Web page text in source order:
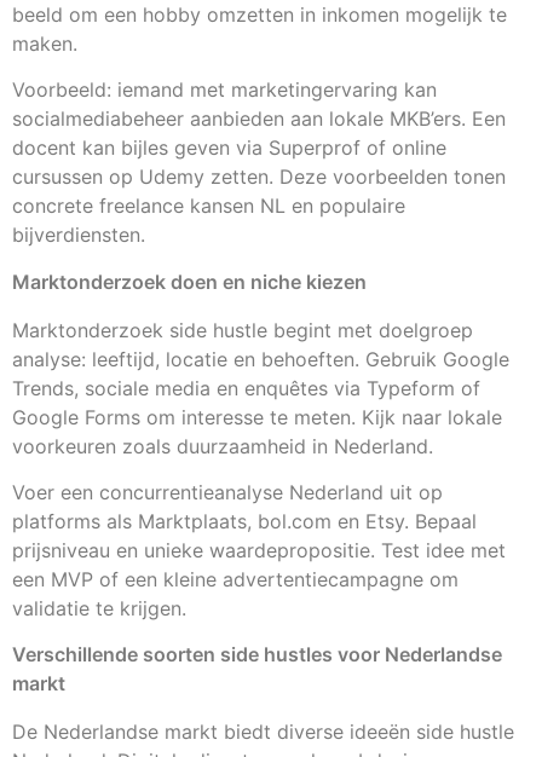
beeld om een hobby omzetten in inkomen mogelijk te
maken.
Voorbeeld: iemand met marketingervaring kan
socialmediabeheer aanbieden aan lokale MKB’ers. Een
docent kan bijles geven via Superprof of online
cursussen op Udemy zetten. Deze voorbeelden tonen
concrete freelance kansen NL en populaire
bijverdiensten.
Marktonderzoek doen en niche kiezen
Marktonderzoek side hustle begint met doelgroep
analyse: leeftijd, locatie en behoeften. Gebruik Google
Trends, sociale media en enquêtes via Typeform of
Google Forms om interesse te meten. Kijk naar lokale
voorkeuren zoals duurzaamheid in Nederland.
Voer een concurrentieanalyse Nederland uit op
platforms als Marktplaats, bol.com en Etsy. Bepaal
prijsniveau en unieke waardepropositie. Test idee met
een MVP of een kleine advertentiecampagne om
validatie te krijgen.
Verschillende soorten side hustles voor Nederlandse
markt
De Nederlandse markt biedt diverse ideeën side hustle